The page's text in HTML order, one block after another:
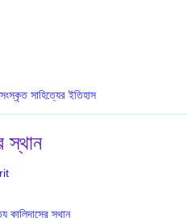
সংস্কৃত সাহিত্যের ইতিহাস
স্থান